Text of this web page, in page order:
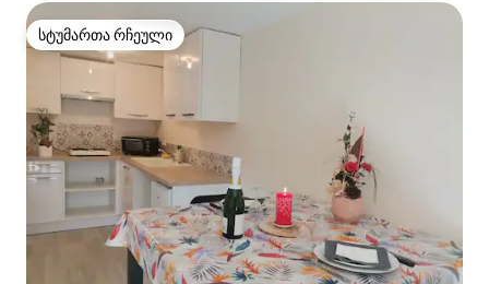
სტუმართა რჩეული
სტუმართა რჩეული